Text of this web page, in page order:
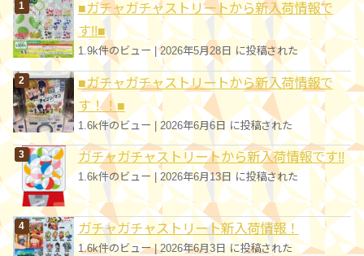
ー
■ガチャガチャストリートから新入荷情報で
す!!■
1.9k件のビュー|2026年5月28日 に投稿された
■ガチャガチャストリートから新入荷情報で
す！！■
1.6k件のビュー |2026年6月6日 に投稿された
ガチャガチャストリートから新入荷情報です!!
1.6k件のビュー | 2026年6月13日 に投稿された
ガチャガチャストリート新入荷情報！
1.6k件のビュー|2026年6月3日 に投稿された